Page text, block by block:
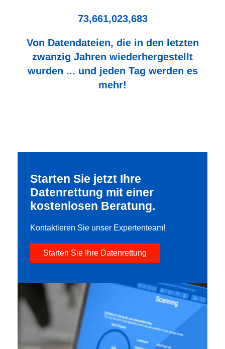
73,661,023,683
Von Datendateien, die in den letzten
zwanzig Jahren wiederhergestellt
wurden ... und jeden Tag werden es
mehr!
Starten Sie jetzt Ihre
Datenrettung mit einer
kostenlosen Beratung.
Kontaktieren Sie unser Expertenteam!
Starten Sie Ihre Datenrettung